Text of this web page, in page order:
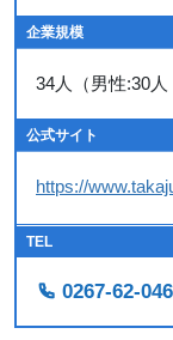
企業規模
34人（男性:30
公式サイト
https://
TEL
0267-62-